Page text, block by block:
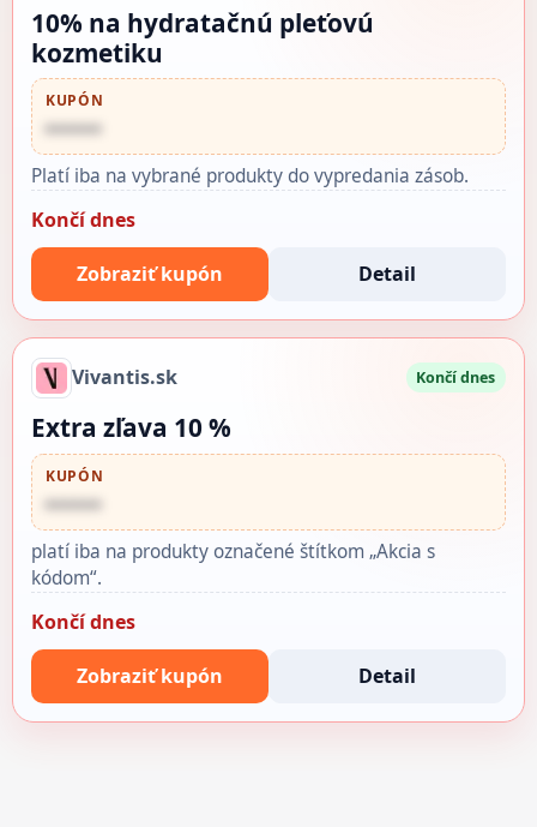
10% na hydratačnú pleťovú
kozmetiku
KUPÓN
••••••
Platí iba na vybrané produkty do vypredania zásob.
Končí dnes
Zobraziť kupón Detail
Vivantis.sk Končí dnes
Extra zľava 10 %
KUPÓN
••••••
platí iba na produkty označené štítkom „Akcia s
kódom“.
Končí dnes
Zobraziť kupón Detail